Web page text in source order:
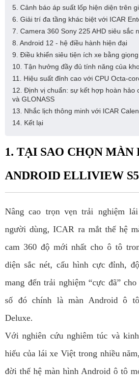
5. Cảnh báo áp suất lốp hiện diện trên
6. Giải trí đa tầng khác biệt với ICAR
7. Camera 360 Sony 225 AHD siêu sắc
8. Android 12 - hệ điều hành hiện đại
9. Điều khiển siêu tiện ích xe bằng
10. Tận hưởng đầy đủ tính năng của
11. Hiệu suất đỉnh cao với CPU Octa-
12. Định vị chuẩn: sự kết hợp hoàn hảo
và GLONASS
13. Nhắc lịch thông minh với ICAR
14. Kết lại
1. TẠI SAO CHỌN MÀN
ANDROID ELLIVIEW
Nâng cao trọn vẹn trải nghiệm
người dùng, ICAR ra mắt thế hệ
cam 360 độ mới nhất cho ô tô
diện sắc nét, cấu hình cực đỉnh,
mang đến trải nghiệm “cực đã”
số đó chính là màn Android ô
Deluxe.
Với nghiên cứu nghiêm túc và
hiếu của lái xe Việt trong nhiều
đời thế hệ màn hình Android ô tô